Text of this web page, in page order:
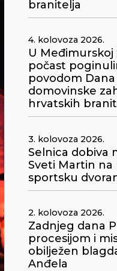
branitelja
4. kolovoza 2026.
U Međimurskoj
počast
povodom
domovinske
hrvatskih
3. kolovoza 2026.
Selnica dobiva
Sveti Martin na
sportsku
2. kolovoza 2026.
Zadnjeg dana
procesijom i
obilježen
Anđela